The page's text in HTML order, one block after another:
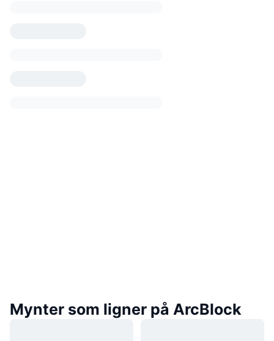
Mynter som ligner på ArcBlock